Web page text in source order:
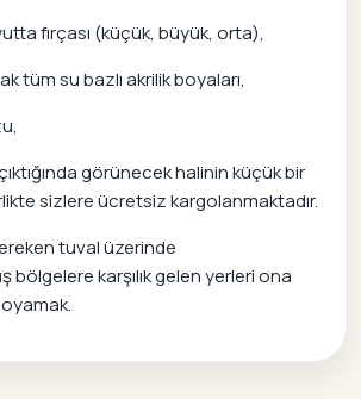
fırçası (küçük, büyük, orta),
tüm su bazlı akrilik boyaları,
görünecek halinin küçük bir
sizlere ücretsiz kargolanmaktadır.
tuval üzerinde
bölgelere karşılık gelen yerleri ona